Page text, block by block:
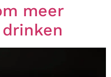
meer